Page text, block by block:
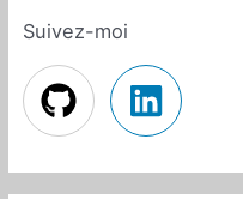
Suivez-moi